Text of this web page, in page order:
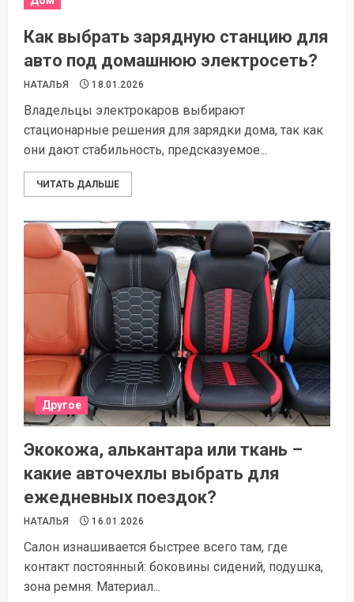
Как выбрать зарядную станцию для
авто под домашнюю электросеть?
НАТАЛЬЯ 18.01.2026
Владельцы электрокаров выбирают
стационарные решения для зарядки дома, так как
они дают стабильность, предсказуемое...
ЧИТАТЬ ДАЛЬШЕ
Другое
Экокожа, алькантара или ткань –
какие авточехлы выбрать для
ежедневных поездок?
НАТАЛЬЯ 16.01.2026
Салон изнашивается быстрее всего там, где
контакт постоянный: боковины сидений, подушка,
зона ремня. Материал...